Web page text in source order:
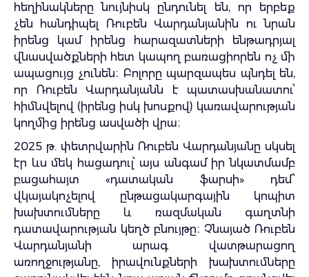
հեղինակները նույնիսկ ընդունել են, որ երբեք
չեն հանդիպել Ռուբեն Վարդանյանին ու նրան
իրենց կամ իրենց հարազատների ենթադրյալ
վնասվածքների հետ կապող բառացիորեն ոչ մի
ապացույց չունեն։ Բոլորը պարզապես պնդել են,
որ Ռուբեն Վարդանյանն է պատասխանատու՝
հիմնվելով (իրենց իսկ խոսքով) կառավարության
կողմից իրենց ասվածի վրա։
2025 թ. փետրվարին Ռուբեն Վարդանյանը սկսել
էր ևս մեկ հացադուլ՝ այս անգամ իր նկատմամբ
բացահայտ «դատական ֆարսի» դեմ՝
վկայակոչելով ընթացակարգային կոպիտ
խախտումները և ռազմական գաղտնի
դատավարության կեղծ բնույթը։ Չնայած Ռուբեն
Վարդանյանի արագ վատթարացող
առողջությանը, իրավունքների խախտումները